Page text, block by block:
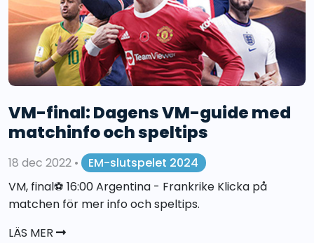
VM-final: Dagens VM-guide med
matchinfo och speltips
18 dec 2022 •
EM-slutspelet 2024
VM, final⚽️ 16:00 Argentina - Frankrike Klicka på
matchen för mer info och speltips.
LÄS MER